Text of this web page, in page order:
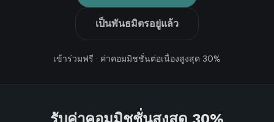
เป็นพันธมิตรอยู่แล้ว
เข้าร่วมฟรี · ค่าคอมมิชชั่นต่อเนื่องสูงสุด 30%